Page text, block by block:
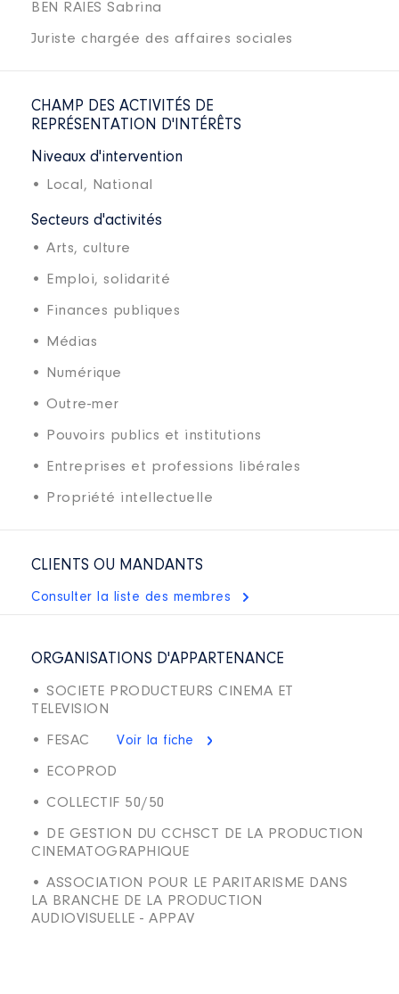
BEN RAIES Sabrina
Juriste chargée des affaires sociales
CHAMP DES ACTIVITÉS DE
REPRÉSENTATION D'INTÉRÊTS
Niveaux d'intervention
• Local, National
Secteurs d'activités
• Arts, culture
• Emploi, solidarité
• Finances publiques
• Médias
• Numérique
• Outre-mer
• Pouvoirs publics et institutions
• Entreprises et professions libérales
• Propriété intellectuelle
CLIENTS OU MANDANTS
Consulter la liste des membres
ORGANISATIONS D'APPARTENANCE
• SOCIETE PRODUCTEURS CINEMA ET
TELEVISION
• FESAC Voir la fiche
• ECOPROD
• COLLECTIF 50/50
• DE GESTION DU CCHSCT DE LA PRODUCTION
CINEMATOGRAPHIQUE
• ASSOCIATION POUR LE PARITARISME DANS
LA BRANCHE DE LA PRODUCTION
AUDIOVISUELLE - APPAV